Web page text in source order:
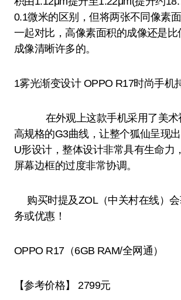
0.1微米的区别，但将两张不同像素
一起对比，高像素面积的成像还是比
成像清晰许多的。
1雾光渐变设计 OPPO R17时尚手机
在外观上这款手机采用了美术
高规格的G3曲线，让整个狐仙呈现
U形设计，整体设计非常具有生命力
屏幕边框的过度非常协调。
购买时提及ZOL（中关村在线）会
务或优惠！
OPPO R17（6GB RAM/全网通）
【参考价格】 2799元